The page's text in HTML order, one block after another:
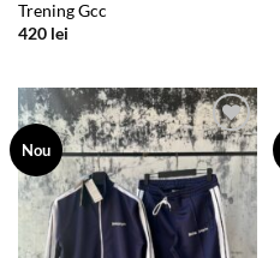
Trening Gcc
420 lei
Nou
Add to
wishlist